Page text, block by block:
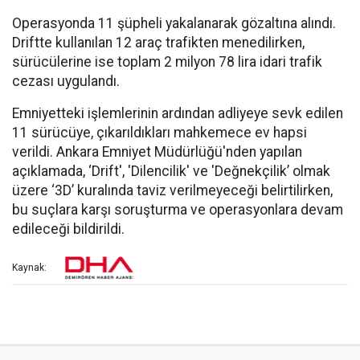
Operasyonda 11 şüpheli yakalanarak gözaltına alındı.
Driftte kullanılan 12 araç trafikten menedilirken,
sürücülerine ise toplam 2 milyon 78 lira idari trafik
cezası uygulandı.
Emniyetteki işlemlerinin ardından adliyeye sevk edilen
11 sürücüye, çıkarıldıkları mahkemece ev hapsi
verildi. Ankara Emniyet Müdürlüğü'nden yapılan
açıklamada, ‘Drift', 'Dilencilik' ve 'Değnekçilik’ olmak
üzere ‘3D’ kuralında taviz verilmeyeceği belirtilirken,
bu suçlara karşı soruşturma ve operasyonlara devam
edileceği bildirildi.
Kaynak: